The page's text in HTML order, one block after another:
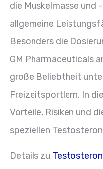
die Muskelmasse und
allgemeine
Besonders die
GM Pharmaceuticals
große Beliebtheit
Freizeitsportlern. In
Vorteile, Risiken und
speziellen
Details zu